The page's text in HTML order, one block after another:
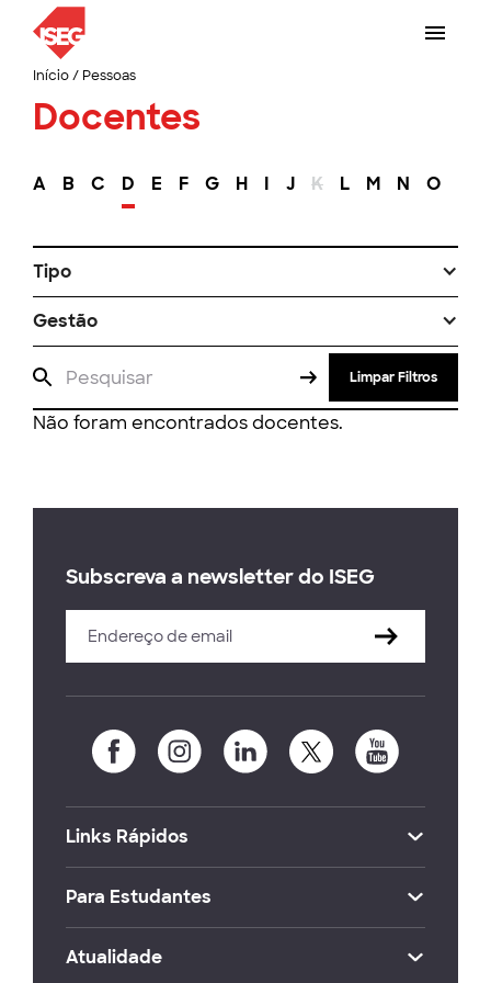
Início/ Pessoas
Docentes
A B C D E F G H I J K L M N O
Tipo
Gestão
Limpar Filtros
Não foram encontrados docentes.
Subscreva a newsletter do ISEG
Links Rápidos
Para Estudantes
Atualidade